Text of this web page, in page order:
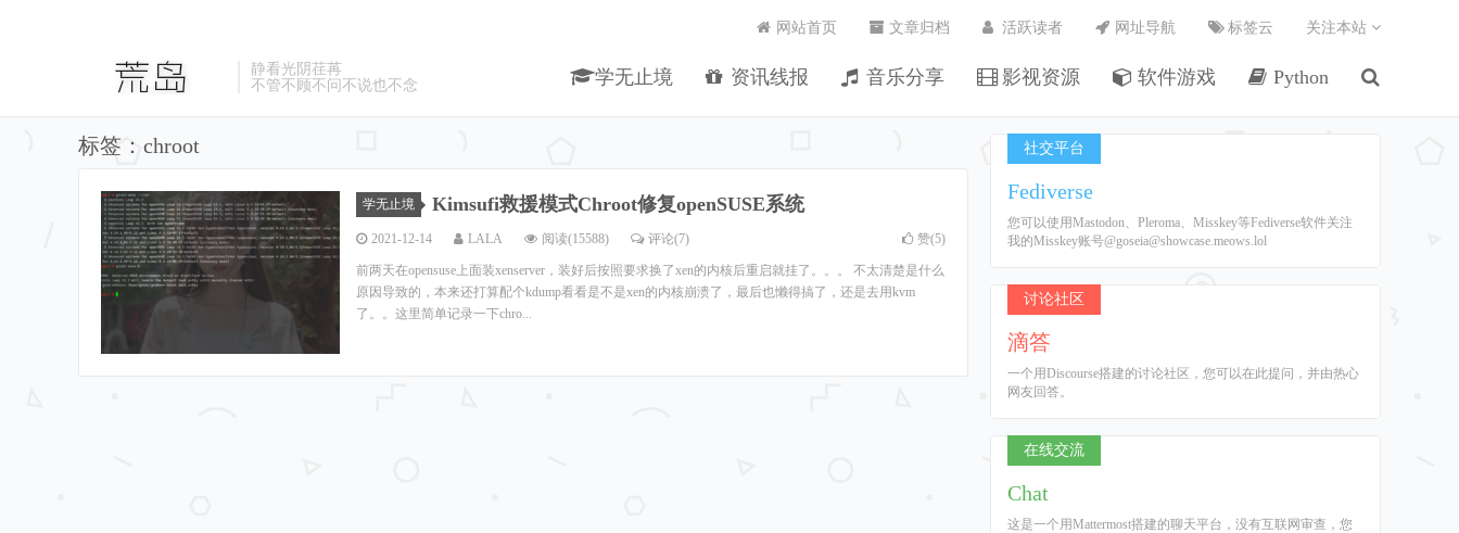
静看光阴荏苒
不管不顾不问不说也不念
学无止境 资讯线报 音乐分享 影视资源 软件游戏 Python
网站首页 文章归档 活跃读者 网址导航 标签云 关注本站
标签：chroot
学无止境 Kimsufi救援模式Chroot修复openSUSE系统
2021-12-14 LALA 阅读(15588) 评论(7) 赞(5)
前两天在opensuse上面装xenserver，装好后按照要求换了xen的内核后重启就挂了。。。 不太清楚是什么
原因导致的，本来还打算配个kdump看看是不是xen的内核崩溃了，最后也懒得搞了，还是去用kvm
了。。这里简单记录一下chro...
社交平台
Fediverse
您可以使用Mastodon、Pleroma、Misskey等Fediverse软件关注
我的Misskey账号@goseia@showcase.meows.lol
讨论社区
滴答
一个用Discourse搭建的讨论社区，您可以在此提问，并由热心
网友回答。
在线交流
Chat
这是一个用Mattermost搭建的聊天平台，没有互联网审查，您